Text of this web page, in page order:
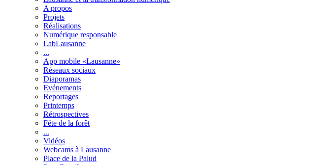
A propos
Projets
Réalisations
Numérique responsable
LabLausanne
...
App mobile «Lausanne»
Réseaux sociaux
Diaporamas
Evénements
Reportages
Printemps
Rétrospectives
Fête de la forêt
...
Vidéos
Webcams à Lausanne
Place de la Palud